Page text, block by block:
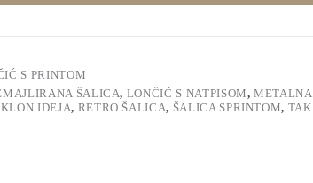
S PRINTOM
ŠALICA, LONČIĆ S NATPISOM,METALNA
IDEJA, RETRO ŠALICA, ŠALICA SPRINTOM, TAK